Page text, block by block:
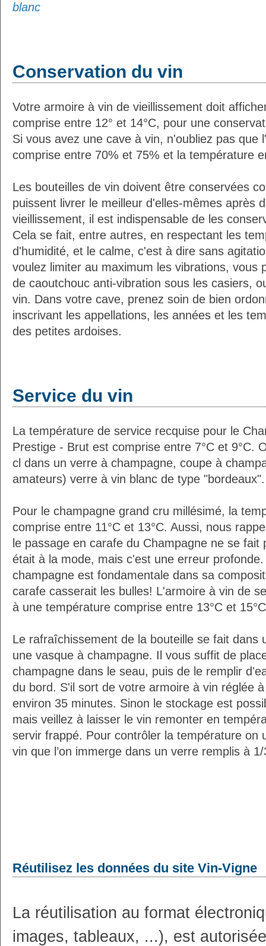
blanc
Conservation du vin
Votre armoire à vin de vieillissement doit
comprise entre 12° et 14°C, pour une
Si vous avez une cave à vin, n'oubliez pas que
comprise entre 70% et 75% et la température
Les bouteilles de vin doivent être conservées
puissent livrer le meilleur d'elles-mêmes après
vieillissement, il est indispensable de les
Cela se fait, entre autres, en respectant les
d'humidité, et le calme, c'est à dire sans
voulez limiter au maximum les vibrations, vous
de caoutchouc anti-vibration sous les casiers,
vin. Dans votre cave, prenez soin de bien
inscrivant les appellations, les années et les
des petites ardoises.
Service du vin
La température de service recquise pour le
Prestige - Brut est comprise entre 7°C et 9°C.
cl dans un verre à champagne, coupe à
amateurs) verre à vin blanc de type "bordeaux".
Pour le champagne grand cru millésimé, la
comprise entre 11°C et 13°C. Aussi, nous
le passage en carafe du Champagne ne se
était à la mode, mais c'est une erreur
champagne est fondamentale dans sa
carafe casserait les bulles! L'armoire à vin de
à une température comprise entre 13°C et
Le rafraîchissement de la bouteille se fait dans
une vasque à champagne. Il vous suffit de
champagne dans le seau, puis de le remplir
du bord. S'il sort de votre armoire à vin réglée
environ 35 minutes. Sinon le stockage est
mais veillez à laisser le vin remonter en
servir frappé. Pour contrôler la température on
vin que l’on immerge dans un verre remplis à
Réutilisez les données du site Vin-Vigne
La réutilisation au format
images, tableaux, ...), est